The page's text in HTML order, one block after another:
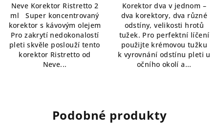
z
5
hvězdiček.
Neve Korektor Ristretto 2
ml Super koncentrovaný
korektor s kávovým olejem
Pro zakrytí nedokonalostí
pleti skvěle poslouží tento
korektor Ristretto od
Neve...
z
5
hvězdiček.
Korektor dva v jednom –
dva korektory, dva různé
odstíny, velikosti hrotů
tužek. Pro perfektní líčení
použijte krémovou tužku
k vyrovnání odstínu pleti u
očního okolí a...
Podobné produkty